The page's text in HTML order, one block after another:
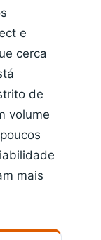
e
cerca
de
volume
mais